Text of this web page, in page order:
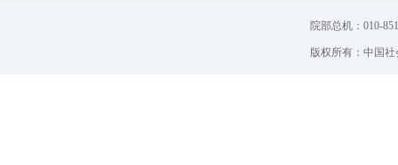
院部总机：010-
版权所有：中国